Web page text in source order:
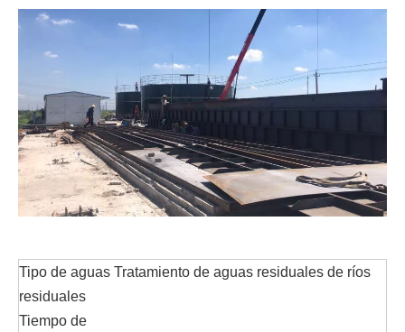
Tipo de aguas
residuales
Tratamiento de aguas residuales de ríos
Tiempo de